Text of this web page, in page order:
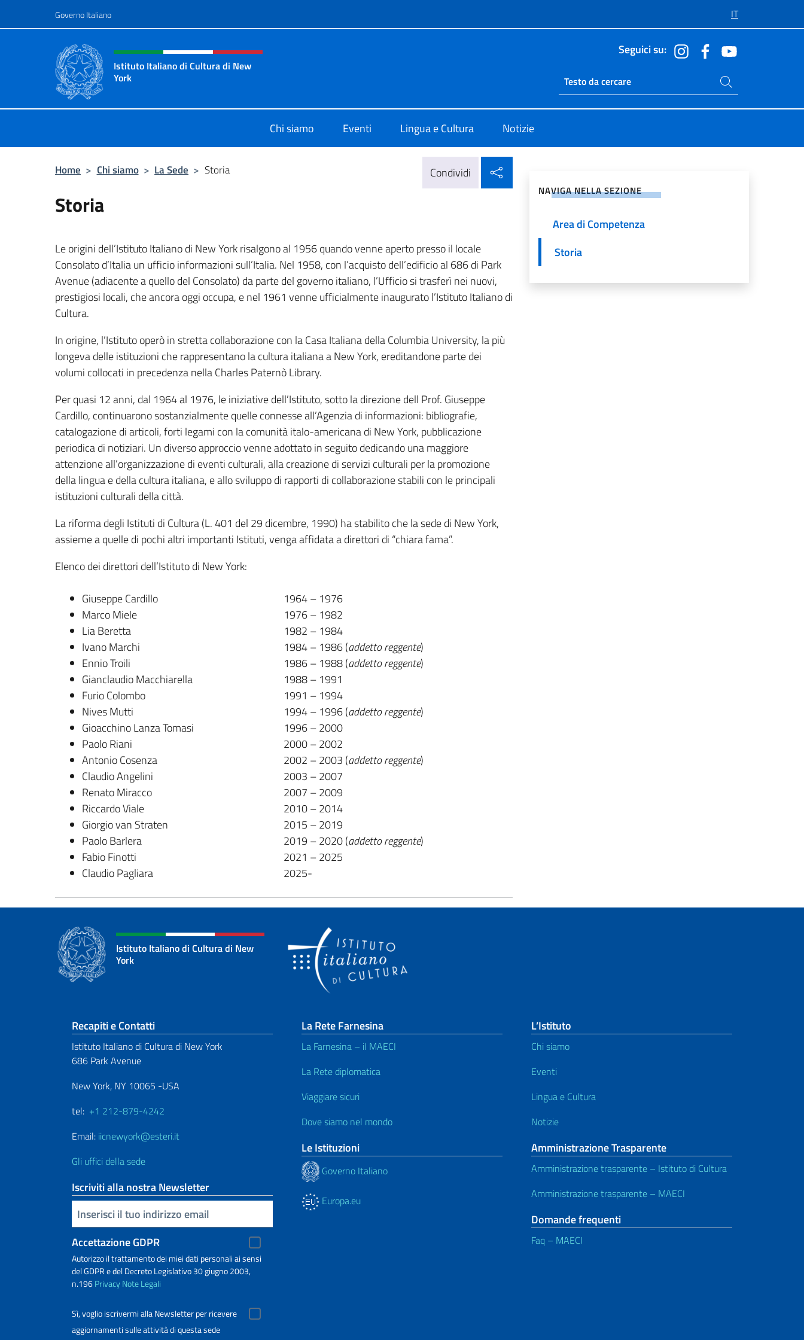
Governo Italiano IT
Intestazione sito, social e menù
Istituto Italiano di Cultura di New
York
Seguici su:
Ricerca sito live
Cerca nel sito
Chi siamo Eventi Lingua e Cultura Notizie
Home > Chi siamo > La Sede > Storia Condividi
Storia
Le origini dell’Istituto Italiano di New York risalgono al 1956 quando venne aperto presso il locale
Consolato d’Italia un ufficio informazioni sull’Italia. Nel 1958, con l’acquisto dell’edificio al 686 di Park
Avenue (adiacente a quello del Consolato) da parte del governo italiano, l’Ufficio si trasferì nei nuovi,
prestigiosi locali, che ancora oggi occupa, e nel 1961 venne ufficialmente inaugurato l’Istituto Italiano di
Cultura.
In origine, l’Istituto operò in stretta collaborazione con la Casa Italiana della Columbia University, la più
longeva delle istituzioni che rappresentano la cultura italiana a New York, ereditandone parte dei
volumi collocati in precedenza nella Charles Paternò Library.
Per quasi 12 anni, dal 1964 al 1976, le iniziative dell’Istituto, sotto la direzione dell Prof. Giuseppe
Cardillo, continuarono sostanzialmente quelle connesse all’Agenzia di informazioni: bibliografie,
catalogazione di articoli, forti legami con la comunità italo-americana di New York, pubblicazione
periodica di notiziari. Un diverso approccio venne adottato in seguito dedicando una maggiore
attenzione all’organizzazione di eventi culturali, alla creazione di servizi culturali per la promozione
della lingua e della cultura italiana, e allo sviluppo di rapporti di collaborazione stabili con le principali
istituzioni culturali della città.
La riforma degli Istituti di Cultura (L. 401 del 29 dicembre, 1990) ha stabilito che la sede di New York,
assieme a quelle di pochi altri importanti Istituti, venga affidata a direttori di “chiara fama”.
Elenco dei direttori dell’Istituto di New York:
Giuseppe Cardillo
Marco Miele
Lia Beretta
Ivano Marchi
Ennio Troili
Gianclaudio Macchiarella
Furio Colombo
Nives Mutti
Gioacchino Lanza Tomasi
Paolo Riani
Antonio Cosenza
Claudio Angelini
Renato Miracco
Riccardo Viale
Giorgio van Straten
Paolo Barlera
Fabio Finotti
Claudio Pagliara
1964 – 1976
1976 – 1982
1982 – 1984
1984 – 1986 (addetto reggente)
1986 – 1988 (addetto reggente)
1988 – 1991
1991 – 1994
1994 – 1996 (addetto reggente)
1996 – 2000
2000 – 2002
2002 – 2003 (addetto reggente)
2003 – 2007
2007 – 2009
2010 – 2014
2015 – 2019
2019 – 2020 (addetto reggente)
2021 – 2025
2025-
NAVIGA NELLA SEZIONE
Area di Competenza
Storia
Istituto Italiano di Cultura di New
York
Sezione footer
Recapiti e Contatti
Istituto Italiano di Cultura di New York
686 Park Avenue
New York, NY 10065 -USA
tel: +1 212-879-4242
Email: iicnewyork@esteri.it
Gli uffici della sede
Iscriviti alla nostra Newsletter
Inserisci la tua email
Accettazione GDPR
Autorizzo il trattamento dei miei dati personali ai sensi
del GDPR e del Decreto Legislativo 30 giugno 2003,
n.196PrivacyNote Legali
Sì, voglio iscrivermi alla Newsletter per ricevere
aggiornamenti sulle attività di questa sede
La Rete Farnesina
La Farnesina – il MAECI
La Rete diplomatica
Viaggiare sicuri
Dove siamo nel mondo
Le Istituzioni
Governo Italiano
Europa.eu
L’Istituto
Chi siamo
Eventi
Lingua e Cultura
Notizie
Amministrazione Trasparente
Amministrazione trasparente – Istituto di Cultura
Amministrazione trasparente – MAECI
Domande frequenti
Faq – MAECI